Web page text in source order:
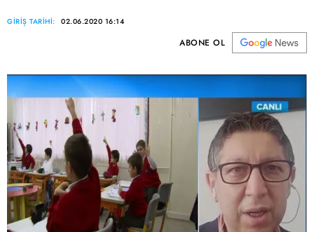
GİRİŞ TARİHİ: 02.06.2020 16:14
ABONE OL